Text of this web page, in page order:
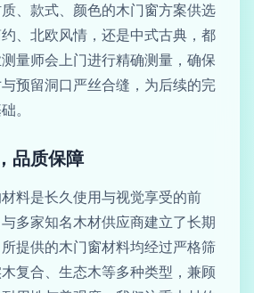
、款式、颜色的木门窗方案供选
、北欧风情，还是中式古典，都
量师会上门进行精确测量，确保
预留洞口严丝合缝，为后续的完
。
品质保障
料是长久使用与视觉享受的前
多家知名木材供应商建立了长期
提供的木门窗材料均经过严格筛
复合、生态木等多种类型，兼顾